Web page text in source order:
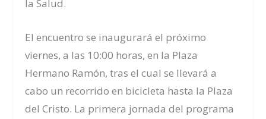
la Salud.
El encuentro se inaugurará el próximo
viernes, a las 10:00 horas, en la Plaza
Hermano Ramón, tras el cual se llevará a
cabo un recorrido en bicicleta hasta la Plaza
del Cristo. La primera jornada del programa